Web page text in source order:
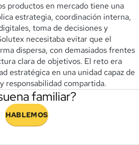
productos en mercado tiene una
estrategia, coordinación interna,
toma de decisiones y
necesitaba evitar que el
dispersa, con demasiados frentes
clara de objetivos. El reto era
estratégica en una unidad capaz de
responsabilidad compartida.
familiar?
HABLEMOS